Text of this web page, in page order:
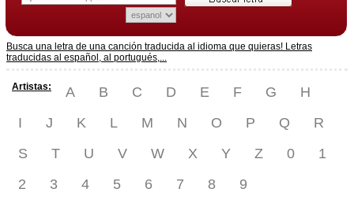
Busca una letra de una canción traducida al idioma que quieras! Letras
traducidas al español, al portugués,...
Artistas: A B C D E F G
H
I
J K L M N O P Q
R
S
T U V W X Y Z 0
1
2
3 4 5 6 7 8 9